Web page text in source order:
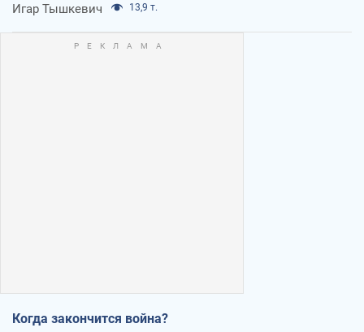
Игар Тышкевич 13,9 т.
Когда закончится война?